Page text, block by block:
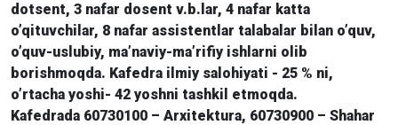
dotsent, 3 nafar dosent v.b.lar, 4 nafar katta
o’qituvchilar, 8 nafar assistentlar talabalar bilan o’quv,
o’quv-uslubiy, ma’naviy-ma’rifiy ishlarni olib
borishmoqda. Kafedra ilmiy salohiyati - 25 % ni,
o’rtacha yoshi- 42 yoshni tashkil etmoqda.
Kafedrada 60730100 – Arxitektura, 60730900 – Shahar